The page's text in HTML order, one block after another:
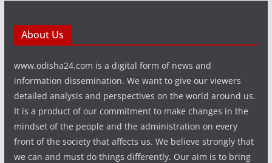
About Us
www.odisha24.com is a digital form of news and
information dissemination. We want to give our viewers
detailed analysis and perspectives on the world around us.
It is a product of our commitment to make changes in the
mindset of the people and the administration on every
front of the society that affects us. We believe strongly that
we can and must do things differently. Our aim is to bring